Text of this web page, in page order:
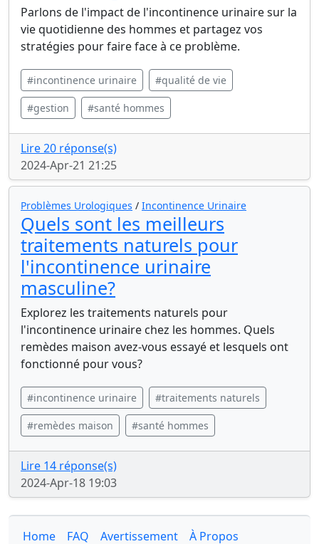
Parlons de l'impact de l'incontinence urinaire sur la
vie quotidienne des hommes et partagez vos
stratégies pour faire face à ce problème.
#incontinence urinaire #qualité de vie
#gestion #santé hommes
Lire 20 réponse(s)
2024-Apr-21 21:25
Problèmes Urologiques / Incontinence Urinaire
Quels sont les meilleurs
traitements naturels pour
l'incontinence urinaire
masculine?
Explorez les traitements naturels pour
l'incontinence urinaire chez les hommes. Quels
remèdes maison avez-vous essayé et lesquels ont
fonctionné pour vous?
#incontinence urinaire #traitements naturels
#remèdes maison #santé hommes
Lire 14 réponse(s)
2024-Apr-18 19:03
Home FAQ Avertissement À Propos